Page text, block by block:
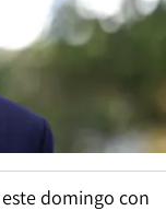
domingo con